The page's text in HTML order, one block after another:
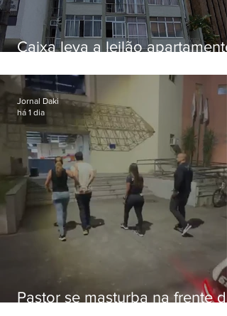
Caixa leva a leilão apartamento
Botafogo
Pastor se masturba na frente de
Jornal Daki
há 1 dia